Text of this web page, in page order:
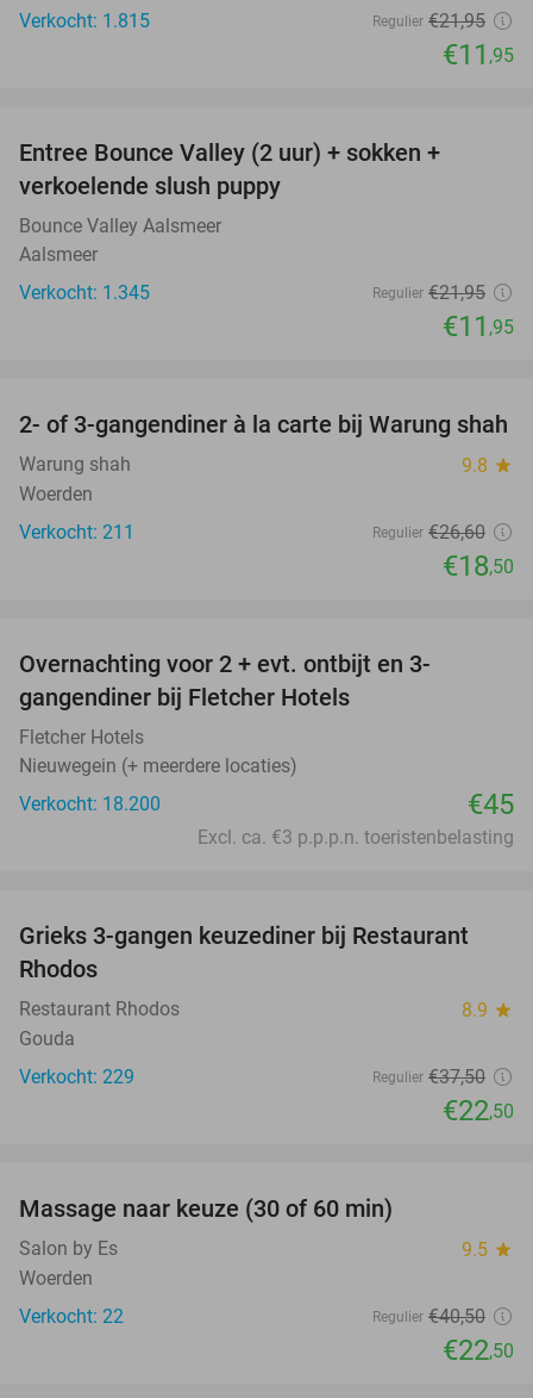
Verkocht: 1.815
Regulier €21,95
€11 ,95
Entree Bounce Valley (2 uur) + sokken +
verkoelende slush puppy
Bounce Valley Aalsmeer
Aalsmeer
Verkocht: 1.345
Regulier €21,95
€11 ,95
30%
2- of 3-gangendiner à la carte bij Warung shah
Warung shah 9.8 star
Woerden
Verkocht: 211
Regulier €26,60
€18,50
Overnachting voor 2 + evt. ontbijt en 3-
gangendiner bij Fletcher Hotels
Fletcher Hotels
Nieuwegein (+ meerdere locaties)
Verkocht: 18.200
€45
Excl. ca. €3 p.p.p.n. toeristenbelasting
40%
Grieks 3-gangen keuzediner bij Restaurant
Rhodos
Restaurant Rhodos 8.9 star
Gouda
Verkocht: 229
Regulier €37,50
€22,50
Massage naar keuze (30 of 60 min)
Salon by Es 9.5 star
Woerden
Verkocht: 22
Regulier €40,50
€22,50